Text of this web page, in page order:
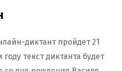
диктант пройдет 21
текст диктанта будет